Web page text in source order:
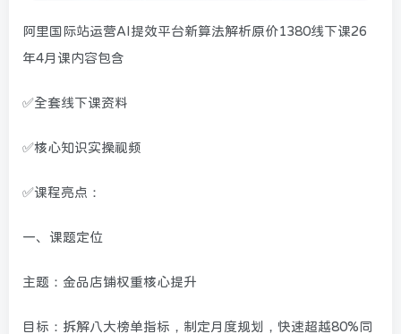
阿里国际站运营AI提效平台新算法解析原价1380线下课26
年4月课内容包含
✅全套线下课资料
✅核心知识实操视频
✅课程亮点：
一、课题定位
主题：金品店铺权重核心提升
目标：拆解八大榜单指标，制定月度规划，快速超越80%同